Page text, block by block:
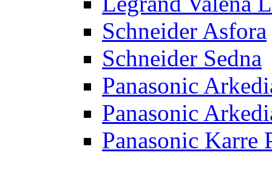
Schneider Asfora
Schneider Sedna
Panasonic
Panasonic
Panasonic Karre